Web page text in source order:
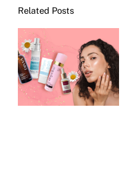
Related Posts
Guía de Skincare
para
principiantes:
¿Cómo se hace?
¿Qué usar?